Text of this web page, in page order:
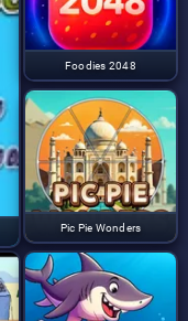
Foodies 2048
Pic Pie Wonders